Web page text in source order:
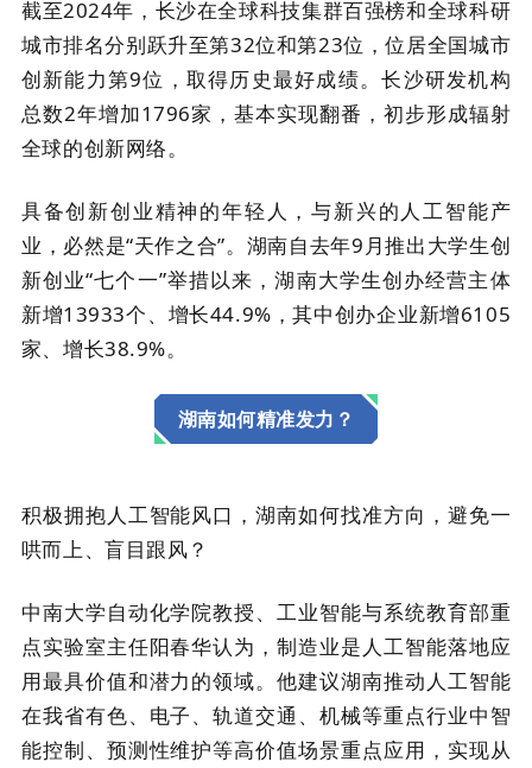
截至2024年，长沙在全球科技集群百强榜和全球科研
城市排名分别跃升至第32位和第23位，位居全国城市
创新能力第9位，取得历史最好成绩。长沙研发机构
总数2年增加1796家，基本实现翻番，初步形成辐射
全球的创新网络。
具备创新创业精神的年轻人，与新兴的人工智能产
业，必然是“天作之合”。湖南自去年9月推出大学生创
新创业“七个一”举措以来，湖南大学生创办经营主体
新增13933个、增长44.9%，其中创办企业新增6105
家、增长38.9%。
湖南如何精准发力？
积极拥抱人工智能风口，湖南如何找准方向，避免一
哄而上、盲目跟风？
中南大学自动化学院教授、工业智能与系统教育部重
点实验室主任阳春华认为，制造业是人工智能落地应
用最具价值和潜力的领域。他建议湖南推动人工智能
在我省有色、电子、轨道交通、机械等重点行业中智
能控制、预测性维护等高价值场景重点应用，实现从